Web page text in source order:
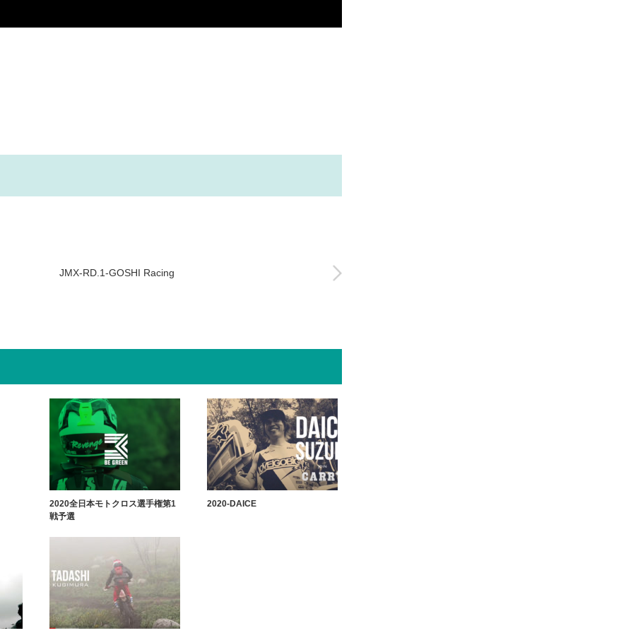
JMX-RD.1-GOSHI Racing
2020全日本モトクロス選手権第1
戦予選
2020-DAICE